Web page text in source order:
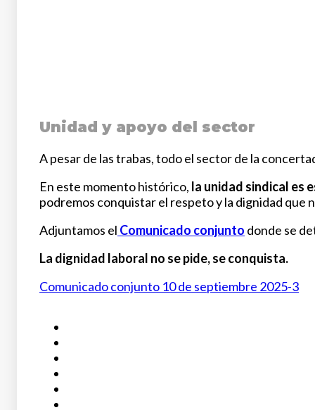
Unidad y apoyo del sector
A pesar de las trabas, todo el sector de la
En este momento histórico, la unidad sindical es
podremos conquistar el respeto y la dignidad que
Adjuntamos el Comunicado conjunto donde se
La dignidad laboral no se pide, se conquista.
Comunicado conjunto 10 de septiembre 2025-3